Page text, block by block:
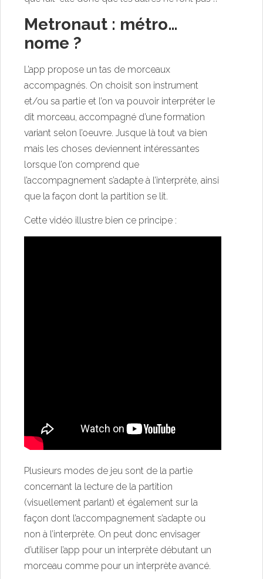
Metronaut : métro…
nome ?
L’app propose un tas de morceaux
accompagnés. On choisit son instrument
et/ou sa partie et l’on va pouvoir interpréter le
dit morceau, accompagné d’une formation
variant selon l’oeuvre. Jusque là tout va bien
mais les choses deviennent intéressantes
lorsque l’on comprend que
l’accompagnement s’adapte à l’interprète, ainsi
que la façon dont la partition se lit.
Cette vidéo illustre bien ce principe :
Plusieurs modes de jeu sont de la partie
concernant la lecture de la partition
(visuellement parlant) et également sur la
façon dont l’accompagnement s’adapte ou
non à l’interprète. On peut donc envisager
d’utiliser l’app pour un interprète débutant un
morceau comme pour un interprète avancé.